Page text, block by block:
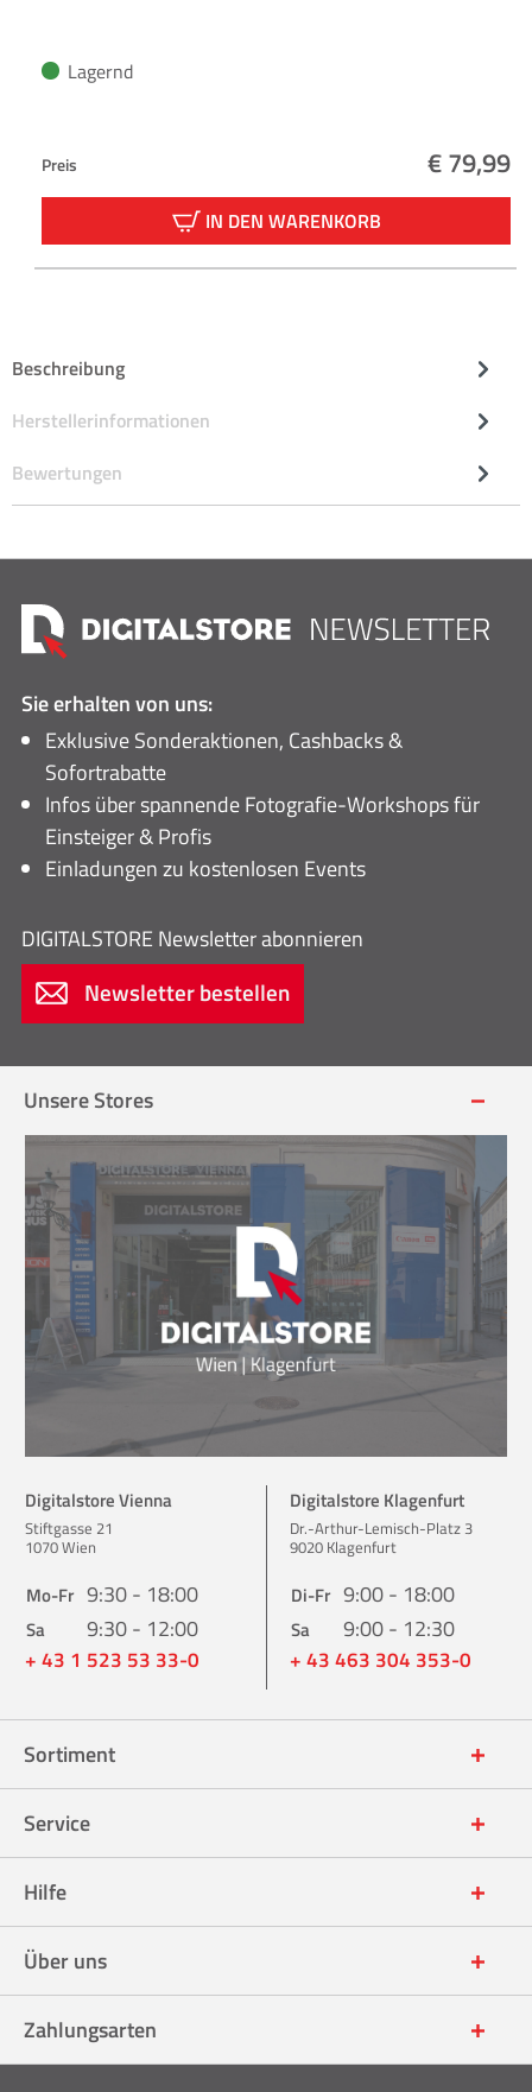
Lagernd
Preis € 79,99
IN DEN WARENKORB
Beschreibung
Herstellerinformationen
Bewertungen
Sie erhalten von uns:
Exklusive Sonderaktionen, Cashbacks &
Sofortrabatte
Infos über spannende Fotografie-Workshops für
Einsteiger & Profis
Einladungen zu kostenlosen Events
DIGITALSTORE Newsletter abonnieren
Newsletter bestellen
Unsere Stores
Digitalstore Vienna
Stiftgasse 21
1070 Wien
Mo-Fr 9:30 - 18:00
Sa 9:30 - 12:00
+ 43 1 523 53 33-0
Digitalstore Klagenfurt
Dr.-Arthur-Lemisch-Platz 3
9020 Klagenfurt
Di-Fr 9:00 - 18:00
Sa 9:00 - 12:30
+ 43 463 304 353-0
Sortiment
Service
Hilfe
Über uns
Zahlungsarten